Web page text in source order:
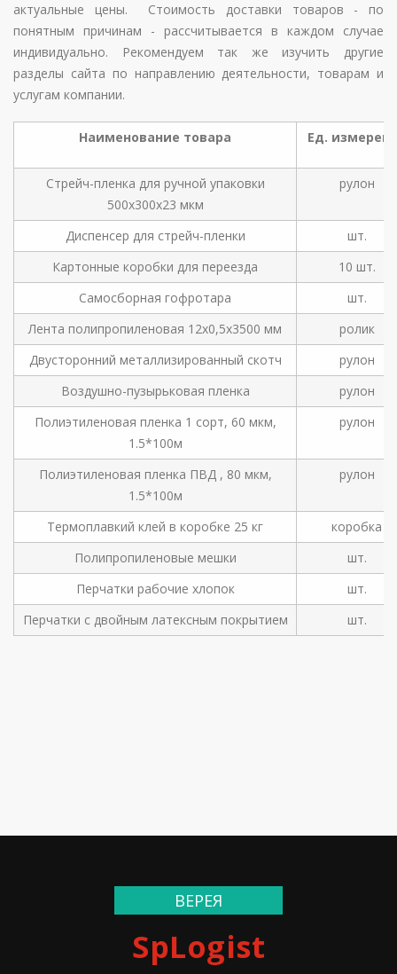
актуальные цены. Стоимость доставки товаров - по
понятным причинам - рассчитывается в каждом случае
индивидуально. Рекомендуем так же изучить другие
разделы сайта по направлению деятельности, товарам и
услугам компании.
Наименование товара Ед.
Стрейч-пленка для ручной упаковки
500х300х23 мкм
рулон
Диспенсер для стрейч-пленки
шт.
Картонные коробки для переезда
10 шт.
Самосборная гофротара
шт.
Лента полипропиленовая 12х0,5х3500 мм
ролик
Двусторонний металлизированный скотч
рулон
Воздушно-пузырьковая пленка
рулон
Полиэтиленовая пленка 1 сорт, 60 мкм,
1.5*100м
рулон
Полиэтиленовая пленка ПВД , 80 мкм,
1.5*100м
рулон
Термоплавкий клей в коробке 25 кг
коробка
Полипропиленовые мешки
шт.
Перчатки рабочие хлопок
шт.
Перчатки с двойным латексным покрытием
шт.
ВЕРЕЯ
SpLogist